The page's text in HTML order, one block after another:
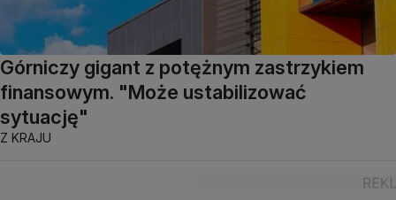
Górniczy gigant z potężnym zastrzykiem
finansowym. "Może ustabilizować
sytuację"
Z KRAJU